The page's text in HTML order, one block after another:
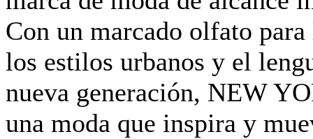
Con un marcado olfato para
los estilos urbanos y el
nueva generación, NEW
una moda que inspira y